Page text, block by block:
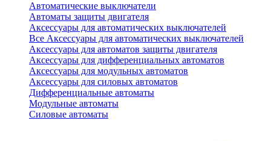
Автоматические выключатели
Автоматы защиты двигателя
Аксессуары для автоматических выключателей
Все Аксессуары для автоматических выключателей
Аксессуары для автоматов защиты двигателя
Аксессуары для дифференциальных автоматов
Аксессуары для модульных автоматов
Аксессуары для силовых автоматов
Дифференциальные автоматы
Модульные автоматы
Силовые автоматы